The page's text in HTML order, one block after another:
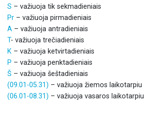
S – važiuoja tik sekmadieniais
Pr – važiuoja pirmadieniais
A – važiuoja antradieniais
T- važiuoja trečiadieniais
K – važiuoja ketvirtadieniais
P – važiuoja penktadieniais
Š – važiuoja šeštadieniais
(09.01-05.31) – važiuoja žiemos laikotarpiu
(06.01-08.31) – važiuoja vasaros laikotarpiu